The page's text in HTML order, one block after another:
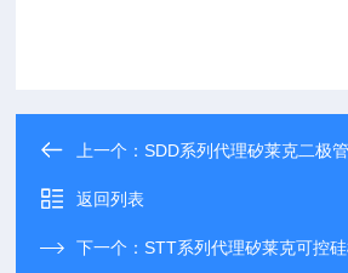
上一个：SDD系列代理矽莱克二极
返回列表
下一个：STT系列代理矽莱克可控